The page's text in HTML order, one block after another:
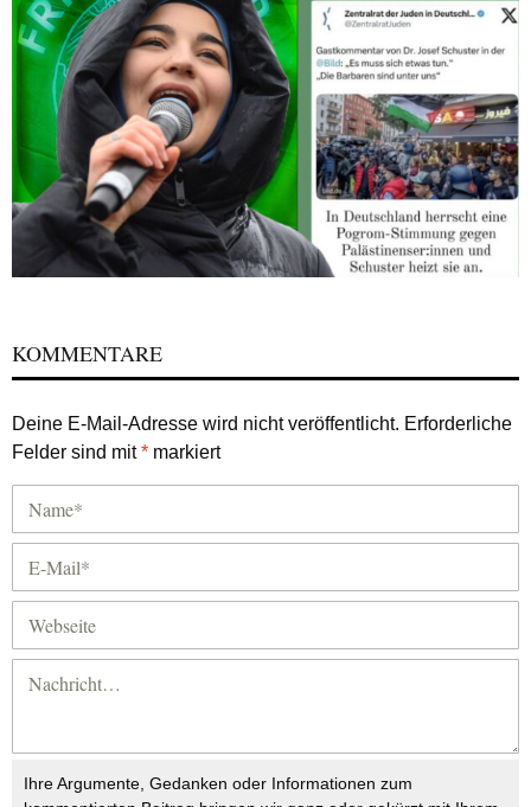
KOMMENTARE
Deine E-Mail-Adresse wird nicht veröffentlicht. Erforderliche
Felder sind mit* markiert
Ihre Argumente, Gedanken oder Informationen zum